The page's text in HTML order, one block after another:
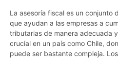
La asesoría fiscal es un conjunto
que ayudan a las empresas a
tributarias de manera adecuada
crucial en un país como Chile,
puede ser bastante compleja.